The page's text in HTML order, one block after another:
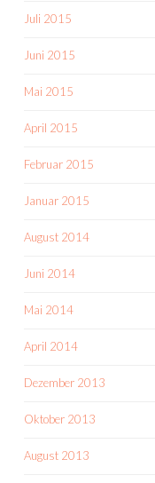
Juli 2015
Juni 2015
Mai 2015
April 2015
Februar 2015
Januar 2015
August 2014
Juni 2014
Mai 2014
April 2014
Dezember 2013
Oktober 2013
August 2013